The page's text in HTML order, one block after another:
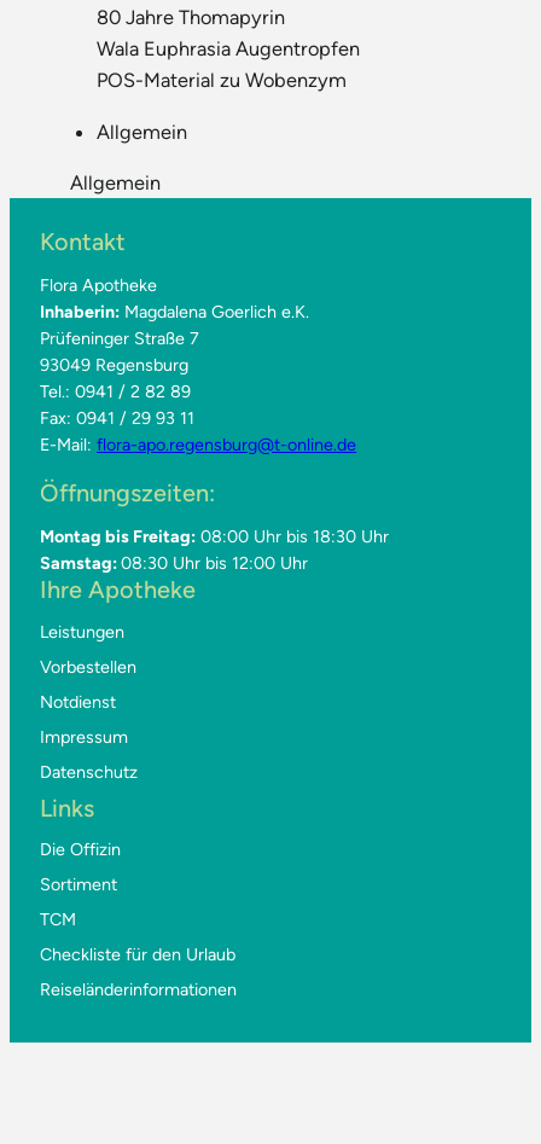
80 Jahre Thomapyrin
Wala Euphrasia Augentropfen
POS-Material zu Wobenzym
Allgemein
Allgemein
Kontakt
Flora Apotheke
Inhaberin: Magdalena Goerlich e.K.
Prüfeninger Straße 7
93049 Regensburg
Tel.: 0941 / 2 82 89
Fax: 0941 / 29 93 11
E-Mail:flora-apo.regensburg@t-online.de
Öffnungszeiten:
Montag bis Freitag: 08:00 Uhr bis 18:30 Uhr
Samstag:08:30 Uhr bis 12:00 Uhr
Ihre Apotheke
Leistungen
Vorbestellen
Notdienst
Impressum
Datenschutz
Links
Die Offizin
Sortiment
TCM
Checkliste für den Urlaub
Reiseländerinformationen